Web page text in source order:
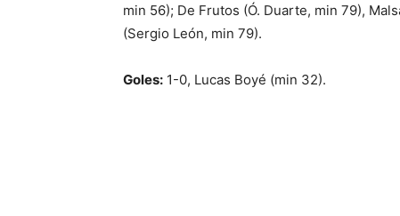
min 56); De Frutos (Ó. Duarte, min 79),
(Sergio León, min 79).
Goles: 1-0, Lucas Boyé (min 32).